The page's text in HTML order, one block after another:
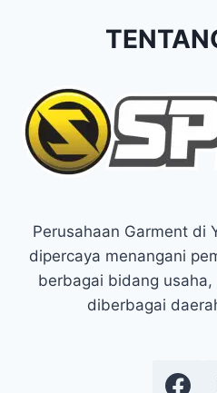
Perusahaan Garment di
dipercaya menangani
berbagai bidang
diberbagai